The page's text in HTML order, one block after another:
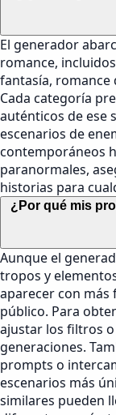
El generador
romance,
fantasía, romance
Cada categoría
auténticos de ese
escenarios de
contemporáneos
paranormales,
historias para
¿Por qué mis
Aunque el
tropos y
aparecer con
público. Para
ajustar los filtros
generaciones.
prompts o
escenarios más
similares pueden